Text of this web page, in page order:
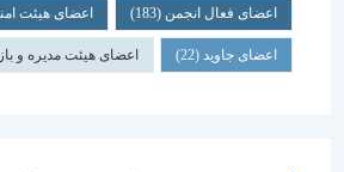
اعضای فعال انجمن(183) اعضای هیئت امنا(42)
اعضای جاوید(22) اعضای هیئت مدیره و بازرسان(7)